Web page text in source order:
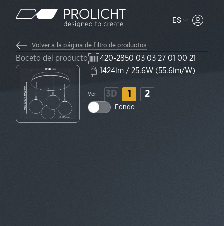
Contenido
ES
Volver a la página de filtro de productos
Boceto del producto
420-2850 03 03 27 01 00 21
1424lm / 25.6W (55.6lm/W)
Ver 3D 1 2
Fondo